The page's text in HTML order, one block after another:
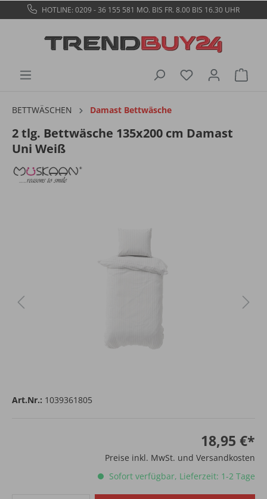
HOTLINE: 0209 - 36 155 581 MO. BIS FR. 8.00 BIS 16.30 UHR
BETTWÄSCHEN Damast Bettwäsche
2 tlg. Bettwäsche 135x200 cm Damast
Uni Weiß
Art.Nr.: 1039361805
18,95 €*
Preise inkl. MwSt. und Versandkosten
Sofort verfügbar, Lieferzeit: 1-2 Tage